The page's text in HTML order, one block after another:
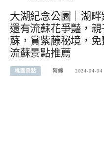
大湖紀念公園｜湖畔
還有流蘇花爭豔，
蘇，賞紫藤秘境，
流蘇景點推薦
桃園景點 阿綿 2024-04-04